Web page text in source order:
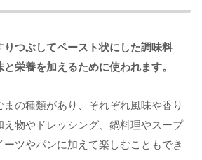
りつぶしてペースト状にした調味料
栄養を加えるために使われます。
の種類があり、それぞれ風味や香り
え物やドレッシング、鍋料理やスープ
ツやパンに加えて楽しむこともでき